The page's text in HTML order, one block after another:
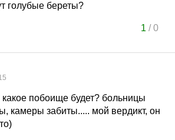
голубые береты?
1 /0
побоище будет? больницы
камеры забиты..... мой вердикт, он